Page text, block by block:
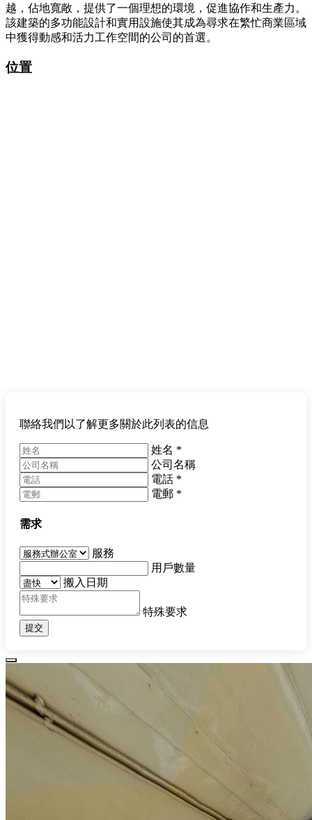
越，佔地寬敞，提供了一個理想的環境，促進協作和生產力。
該建築的多功能設計和實用設施使其成為尋求在繁忙商業區域
中獲得動感和活力工作空間的公司的首選。
位置
聯絡我們以了解更多關於此列表的信息
姓名 *
公司名稱
電話 *
電郵 *
需求
服務
用戶數量
搬入日期
特殊要求
提交